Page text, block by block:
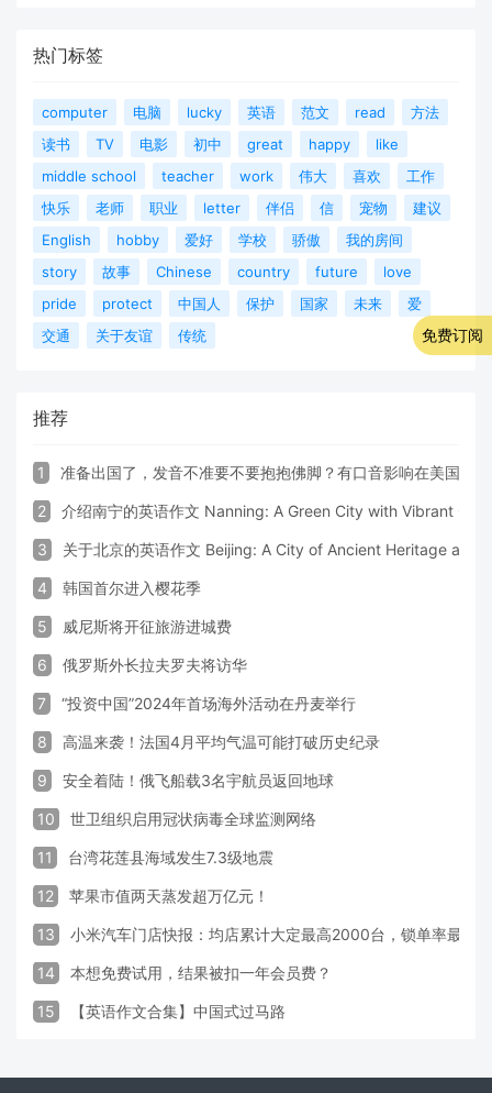
热门标签
computer 电脑 lucky 英语 范文 read
方法
读书
TV 电影 初中 great happy
like
middle school
teacher work 伟大 喜欢
工作
快乐
老师 职业 letter 伴侣 信 宠物
建议
English
hobby 爱好 学校 骄傲
我的房间
story
故事 Chinese country future
love
pride
protect 中国人 保护 国家 未来
爱
交通
关于友谊 传统
推荐
1 准备出国了，发音不准要不要抱抱佛脚？有口音影响在美国生
2 介绍南宁的英语作文 Nanning: A Green City with Vibrant
3 关于北京的英语作文 Beijing: A City of Ancient Heritage and
4 韩国首尔进入樱花季
5 威尼斯将开征旅游进城费
6 俄罗斯外长拉夫罗夫将访华
7 “投资中国”2024年首场海外活动在丹麦举行
8 高温来袭！法国4月平均气温可能打破历史纪录
9 安全着陆！俄飞船载3名宇航员返回地球
10 世卫组织启用冠状病毒全球监测网络
11 台湾花莲县海域发生7.3级地震
12 苹果市值两天蒸发超万亿元！
13 小米汽车门店快报：均店累计大定最高2000台，锁单率最高
14 本想免费试用，结果被扣一年会员费？
15 【英语作文合集】中国式过马路
免费订阅